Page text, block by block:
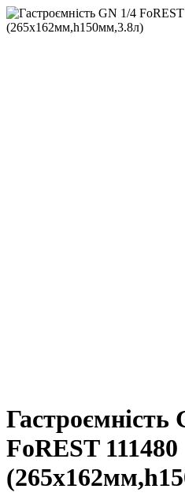
Гастроємність
FoREST 111480